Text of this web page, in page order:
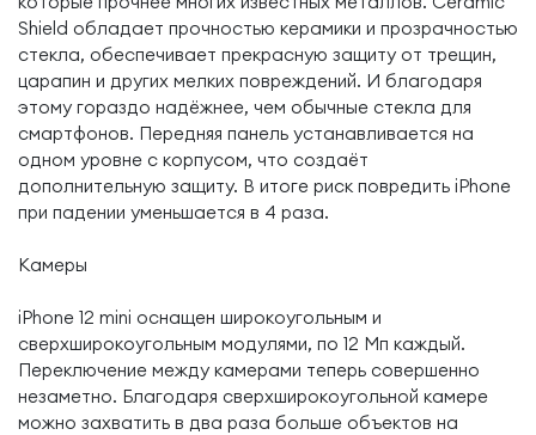
Shield обладает прочностью керамики и прозрачностью
стекла, обеспечивает прекрасную защиту от трещин,
царапин и других мелких повреждений. И благодаря
этому гораздо надёжнее, чем обычные стекла для
смартфонов. Передняя панель устанавливается на
одном уровне с корпусом, что создаёт
дополнительную защиту. В итоге риск повредить iPhone
при падении уменьшается в 4 раза.
Камеры
iPhone 12 mini оснащен широкоугольным и
сверхширокоугольным модулями, по 12 Мп каждый.
Переключение между камерами теперь совершенно
незаметно. Благодаря сверхширокоугольной камере
можно захватить в два раза больше объектов на